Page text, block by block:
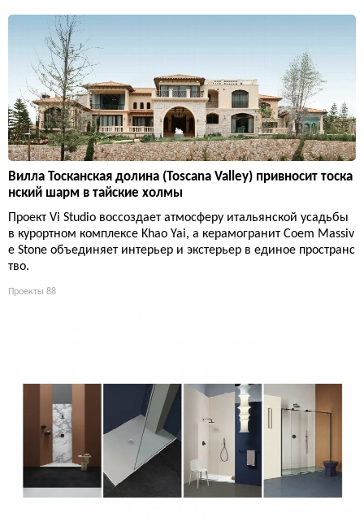
Вилла Тосканская долина (Toscana Valley) привносит тоска
нский шарм в тайские холмы
Проект Vi Studio воссоздает атмосферу итальянской усадьбы
в курортном комплексе Khao Yai, а керамогранит Coem Massiv
e Stone объединяет интерьер и экстерьер в единое пространс
тво.
Проекты 88